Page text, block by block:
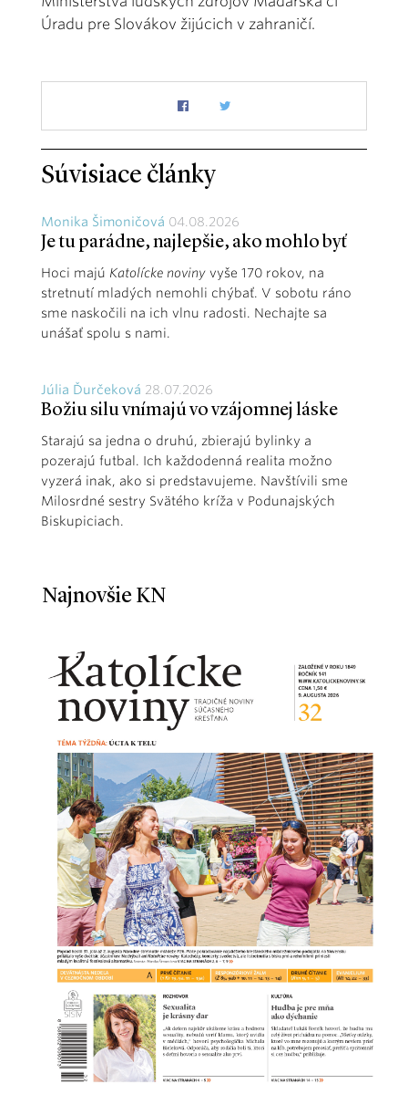
Úradu pre Slovákov žijúcich v zahraničí.
Súvisiace články
Monika Šimoničová 04.08.2026
Je tu parádne, najlepšie, ako mohlo byť
Hoci majú Katolícke noviny vyše 170 rokov, na
stretnutí mladých nemohli chýbať. V sobotu ráno
sme naskočili na ich vlnu radosti. Nechajte sa
unášať spolu s nami.
Júlia Ďurčeková 28.07.2026
Božiu silu vnímajú vo vzájomnej láske
Starajú sa jedna o druhú, zbierajú bylinky a
pozerajú futbal. Ich každodenná realita možno
vyzerá inak, ako si predstavujeme. Navštívili sme
Milosrdné sestry Svätého kríža v Podunajských
Biskupiciach.
Najnovšie KN